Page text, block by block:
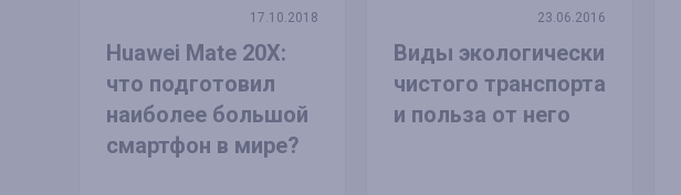
17.10.2018
Huawei Mate 20X:
что подготовил
наиболее большой
смартфон в мире?
23.06.2016
Виды экологически
чистого транспорта
и польза от него